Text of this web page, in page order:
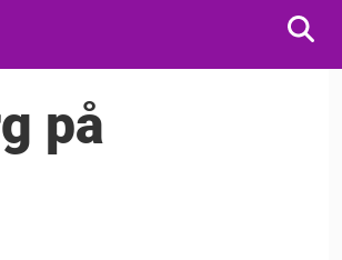
på